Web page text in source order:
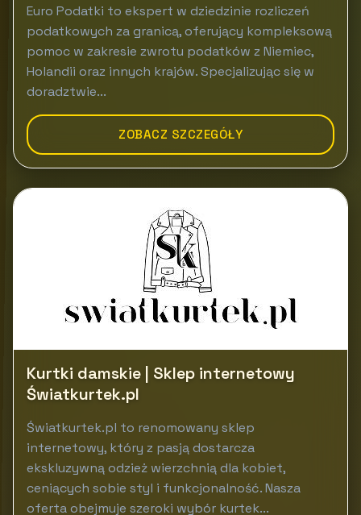
Euro Podatki to ekspert w dziedzinie rozliczeń
podatkowych za granicą, oferujący kompleksową
pomoc w zakresie zwrotu podatków z Niemiec,
Holandii oraz innych krajów. Specjalizując się w
doradztwie...
ZOBACZ SZCZEGÓŁY
Kurtki damskie | Sklep internetowy
Światkurtek.pl
Światkurtek.pl to renomowany sklep
internetowy, który z pasją dostarcza
ekskluzywną odzież wierzchnią dla kobiet,
ceniących sobie styl i funkcjonalność. Nasza
oferta obejmuje szeroki wybór kurtek...